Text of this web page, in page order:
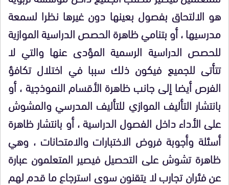
هو الالتحاق بفصول بعينها دون غيرها نظرا لسمعة
مدرسيها ، أو بتنامي ظاهرة الحصص الدراسية الموازية
للحصص الدراسية الرسمية المؤدى عنها والتي لا
تتأتى للجميع فيكون ذلك سببا في اختلال تكافؤ
الفرص أيضا إلى جانب ظاهرة الأقسام النموذجية ، أو
بانتشار التأليف الموازي للتأليف المدرسي والمشوش
على الأداء داخل الفصول الدراسية ، أو بانتشار ظاهرة
أسئلة وأجوبة فروض الاختبارات والامتحانات ، وهي
ظاهرة تشوش على التحصيل فيصير المتعلمون عبارة
عن فئران تجارب لا يتقنون سوى استرجاع ما قدم لهم